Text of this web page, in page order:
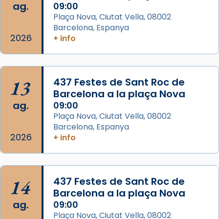
View on Facebook · Share
Arquebisbat de Barcelona
2 weeks ago
Aquest dilluns, 27 de juliol, ha tingut lloc la
missa d’acció de gràcies en agraïment al
comitè organitzador de la visita apostòlica
del Sant Pare Lleó XIV a Barcelona, i als
col·laboradors, a la Catedral de Barcelona.
L’arquebisbe de Barcelona, el cardenal Joan
📸 Dr. G. Simón
Photo
ag.
2026
09:00
Plaça Nova, Ciutat Vella, 08002
Barcelona, Espanya
+ info
13
ag.
2026
437 Festes de Sant Roc de
Barcelona a la plaça Nova
09:00
Plaça Nova, Ciutat Vella, 08002
Barcelona, Espanya
+ info
14
ag.
437 Festes de Sant Roc de
Barcelona a la plaça Nova
09:00
Plaça Nova, Ciutat Vella, 08002